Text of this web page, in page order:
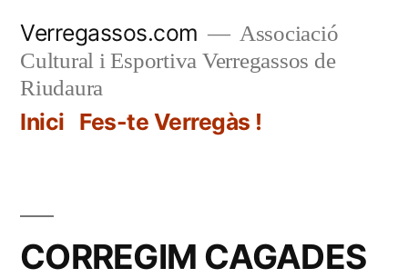
contingut
Verregassos.com
Associació
Cultural i Esportiva Verregassos de
Riudaura
Inici Fes-te Verregàs !
CORREGIM CAGADES